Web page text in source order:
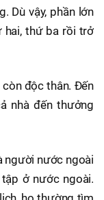
Dù vậy, phần lớn
hai, thứ ba rồi trở
độc thân. Đến
nhà đến thưởng
người nước ngoài
ở nước ngoài.